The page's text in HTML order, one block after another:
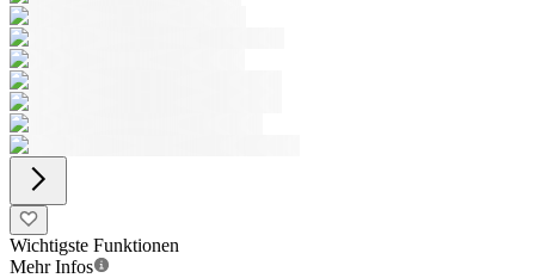
Wichtigste Funktionen
Mehr Infos